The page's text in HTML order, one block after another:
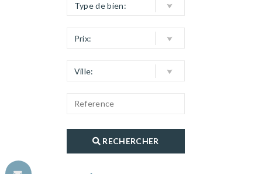
Type de bien:
Prix:
Ville:
RECHERCHER